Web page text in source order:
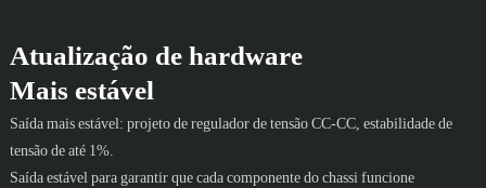
Atualização de hardware
Mais estável
Saída mais estável: projeto de regulador de tensão CC-CC, estabilidade de
tensão de até 1%.
Saída estável para garantir que cada componente do chassi funcione